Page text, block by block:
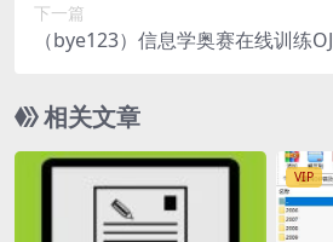
下一篇
（bye123）信息学奥赛在线训练OJ
相关文章
VIP